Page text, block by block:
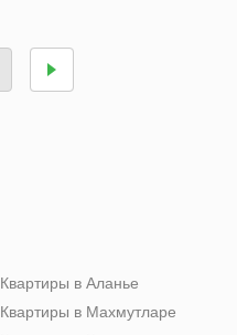
Квартиры в Аланье
Квартиры в Махмутларе